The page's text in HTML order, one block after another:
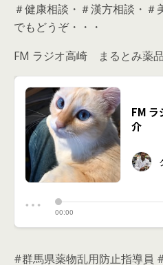
＃健康相談・＃漢方相談・＃
でもどうぞ・・・
FM ラジオ高崎 まるとみ薬
#群馬県薬物乱用防止指導員